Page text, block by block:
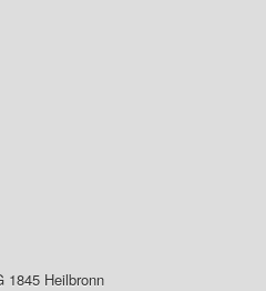
1845 Heilbronn